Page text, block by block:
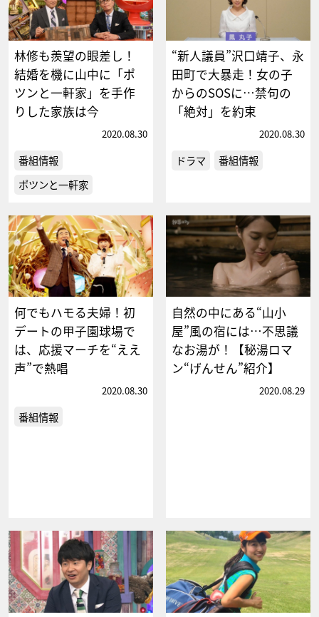
林修も羨望の眼差し！
結婚を機に山中に「ポ
ツンと一軒家」を手作
りした家族は今
2020.08.30
番組情報
ポツンと一軒家
“新人議員”沢口靖子、永
田町で大暴走！女の子
からのSOSに…禁句の
「絶対」を約束
2020.08.30
ドラマ 番組情報
何でもハモる夫婦！初
デートの甲子園球場で
は、応援マーチを“ええ
声”で熱唱
2020.08.30
番組情報
自然の中にある“山小
屋”風の宿には…不思議
なお湯が！【秘湯ロマ
ン“げんせん”紹介】
2020.08.29